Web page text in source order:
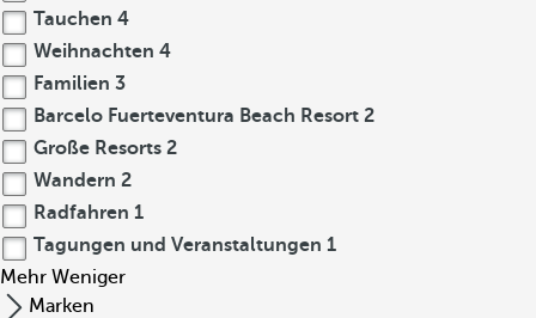
Tauchen 4
Weihnachten 4
Familien 3
Barcelo Fuerteventura Beach Resort 2
Große Resorts 2
Wandern 2
Radfahren 1
Tagungen und Veranstaltungen 1
Mehr Weniger
Marken